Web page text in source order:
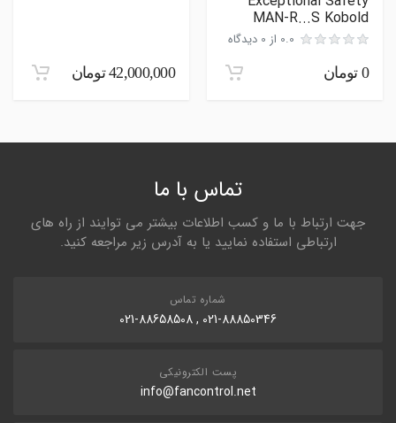
ارسال نظر در مورد این محصول
MAN-R...S Kobold
0.0 از 0 دیدگاه
0 تومان 42,000,000 تومان
تماس با ما
جهت ارتباط با ما و کسب اطلاعات بیشتر می توایند از راه های
ارتباطی استفاده نمایید یا به آدرس زیر مراجعه کنید.
شماره تماس
021-88850346 , 021-88658508
پست الکترونیکی
info@fancontrol.net